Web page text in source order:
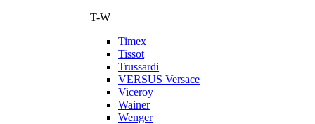
T-W
Timex
Tissot
Trussardi
VERSUS Versace
Viceroy
Wainer
Wenger